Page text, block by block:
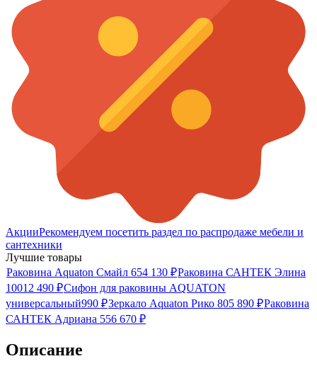
АкцииРекомендуем посетить раздел по распродаже мебели и
сантехники
Лучшие товары
Раковина Aquaton Смайл 654 130 ₽Раковина САНТЕК Элина
10012 490 ₽Сифон для раковины AQUATON
универсальный990 ₽Зеркало Aquaton Рико 805 890 ₽Раковина
САНТЕК Адриана 556 670 ₽
Описание